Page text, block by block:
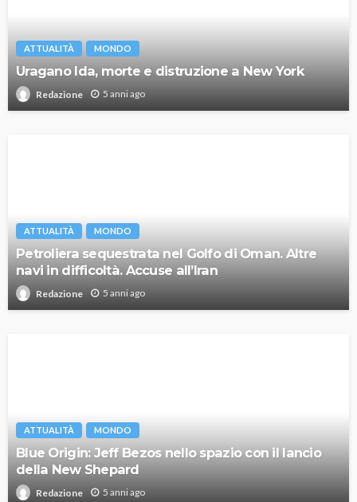
ATTUALITÀ MONDO
Uragano Ida, morte e distruzione a New York
Redazione 5 anni ago
ATTUALITÀ MONDO
Petroliera sequestrata nel Golfo di Oman. Altre
navi in difficoltà. Accuse all’Iran
Redazione 5 anni ago
ATTUALITÀ MONDO
Blue Origin: Jeff Bezos nello spazio con il lancio
della New Shepard
Redazione 5 anni ago